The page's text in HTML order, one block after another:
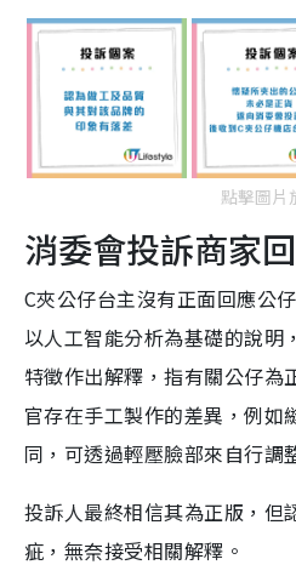
點擊圖片
消委會投訴商家
C夾公仔台主沒有正面回應公
以人工智能分析為基礎的說明
特徵作出解釋，指有關公仔為
官存在手工製作的差異，例如
同，可透過輕壓臉部來自行調
投訴人最終相信其為正版，但
疵，無奈接受相關解釋。